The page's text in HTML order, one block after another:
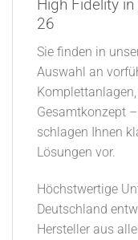
High Fidelity
26​
Sie finden in
Auswahl an
Gesamtkonzept –
schlagen Ihnen
Lösungen vor.
Höchstwertige
Deutschland
Hersteller aus